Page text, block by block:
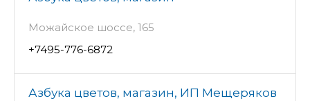
Можайское шоссе, 165
+7495-776-6872
Азбука цветов, магазин, ИП Мещеряков